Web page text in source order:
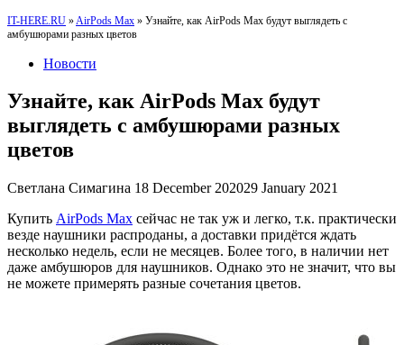
IT-HERE.RU » AirPods Max » Узнайте, как AirPods Max будут выглядеть с
амбушюрами разных цветов
Новости
Узнайте, как AirPods Max будут
выглядеть с амбушюрами разных
цветов
Светлана Симагина 18 December 202029 January 2021
Купить AirPods Max сейчас не так уж и легко, т.к. практически
везде наушники распроданы, а доставки придётся ждать
несколько недель, если не месяцев. Более того, в наличии нет
даже амбушюров для наушников. Однако это не значит, что вы
не можете примерять разные сочетания цветов.